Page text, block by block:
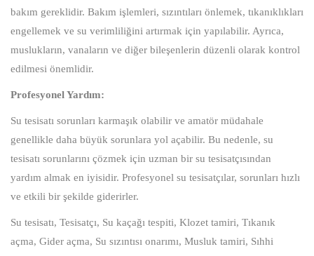
bakım gereklidir. Bakım işlemleri, sızıntıları önlemek, tıkanıklıkları
engellemek ve su verimliliğini artırmak için yapılabilir. Ayrıca,
muslukların, vanaların ve diğer bileşenlerin düzenli olarak kontrol
edilmesi önemlidir.
Profesyonel Yardım:
Su tesisatı sorunları karmaşık olabilir ve amatör müdahale
genellikle daha büyük sorunlara yol açabilir. Bu nedenle, su
tesisatı sorunlarını çözmek için uzman bir su tesisatçısından
yardım almak en iyisidir. Profesyonel su tesisatçılar, sorunları hızlı
ve etkili bir şekilde giderirler.
Su tesisatı, Tesisatçı, Su kaçağı tespiti, Klozet tamiri, Tıkanık
açma, Gider açma, Su sızıntısı onarımı, Musluk tamiri, Sıhhi